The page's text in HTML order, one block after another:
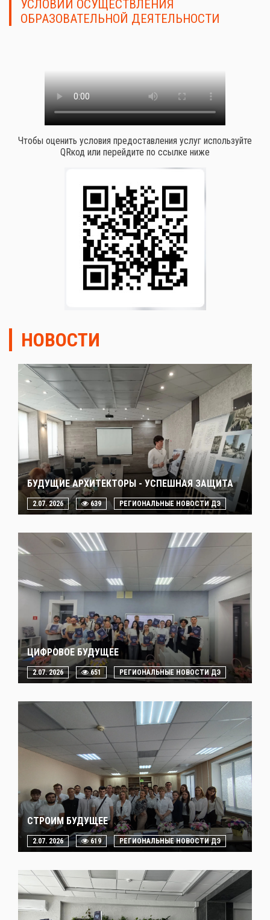
УСЛОВИЙ ОСУЩЕСТВЛЕНИЯ
ОБРАЗОВАТЕЛЬНОЙ ДЕЯТЕЛЬНОСТИ
Чтобы оценить условия предоставления услуг используйте
QRкод или перейдите по ссылке ниже
НОВОСТИ
БУДУЩИЕ АРХИТЕКТОРЫ - УСПЕШНАЯ ЗАЩИТА
2.07. 2026 639 РЕГИОНАЛЬНЫЕ НОВОСТИ ДЭ
ЦИФРОВОЕ БУДУЩЕЕ
2.07. 2026 651 РЕГИОНАЛЬНЫЕ НОВОСТИ ДЭ
СТРОИМ БУДУЩЕЕ
2.07. 2026 619 РЕГИОНАЛЬНЫЕ НОВОСТИ ДЭ